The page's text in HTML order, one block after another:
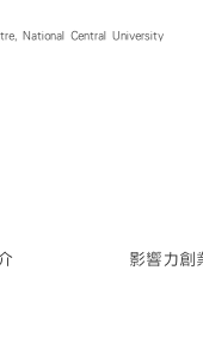
National Central University
影響力創